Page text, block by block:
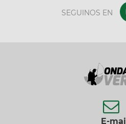
SEGUINOS EN
E-mail